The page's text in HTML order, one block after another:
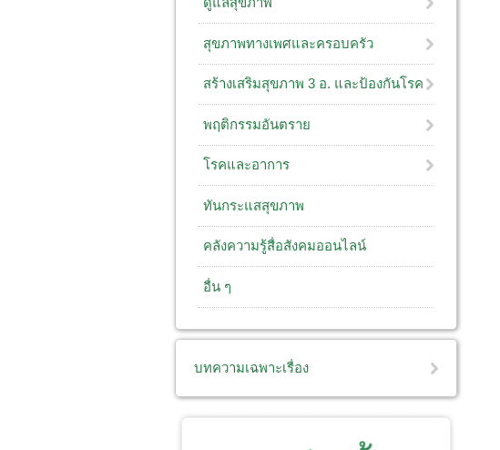
สุขภาพทางเพศและครอบครัว
สร้างเสริมสุขภาพ 3 อ. ​และป้องกันโรค
พฤติกรรมอันตราย
โรคและอาการ
ทันกระแสสุขภาพ
คลังความรู้สื่อสังคมออนไลน์
อื่น ๆ
บทความเฉพาะเรื่อง